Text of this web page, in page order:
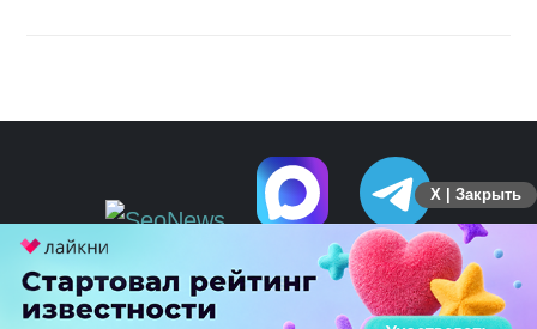
X | Закрыть
ПЕРЕЙТИ НА ПОЛНУЮ ВЕРСИЮ
© SEOnews.ru Все права защищены. 2026